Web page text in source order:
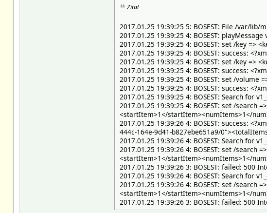
Zitat
2017.01.25 19:39:25 5: BOSEST: File /var/
2017.01.25 19:39:25 4: BOSEST:
2017.01.25 19:39:25 4: BOSEST: set /key =>
2017.01.25 19:39:25 4: BOSEST: success:
2017.01.25 19:39:25 4: BOSEST: set /key =>
2017.01.25 19:39:25 4: BOSEST: success:
2017.01.25 19:39:25 4: BOSEST: set /volume
2017.01.25 19:39:25 4: BOSEST: success:
2017.01.25 19:39:25 4: BOSEST: Search for
2017.01.25 19:39:25 4: BOSEST: set /search
<startItem>1</startItem><numItems>1</
2017.01.25 19:39:26 4: BOSEST: success:
444c-164e-9d41-b827ebe651a9/
2017.01.25 19:39:26 4: BOSEST: Search for
2017.01.25 19:39:26 4: BOSEST: set /search
<startItem>1</startItem><numItems>1</
2017.01.25 19:39:26 3: BOSEST: failed: 500
2017.01.25 19:39:26 4: BOSEST: Search for
2017.01.25 19:39:26 4: BOSEST: set /search
<startItem>1</startItem><numItems>1</
2017.01.25 19:39:26 3: BOSEST: failed: 500